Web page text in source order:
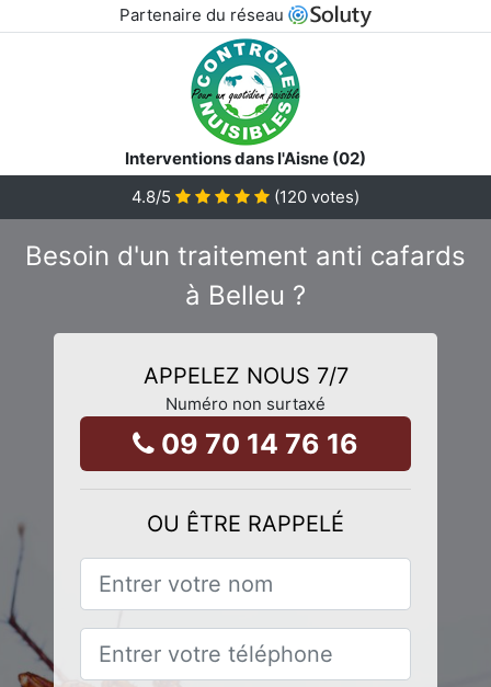
Partenaire du réseau
Interventions dans l'Aisne (02)
4.8/5 (120 votes)
Besoin d'un traitement anti cafards
à Belleu ?
APPELEZ NOUS 7/7
Numéro non surtaxé
09 70 14 76 16
OU ÊTRE RAPPELÉ